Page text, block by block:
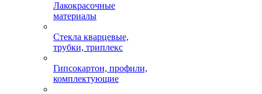
Лакокрасочные
материалы
Стекла кварцевые,
трубки, триплекс
Гипсокартон, профили,
комплектующие